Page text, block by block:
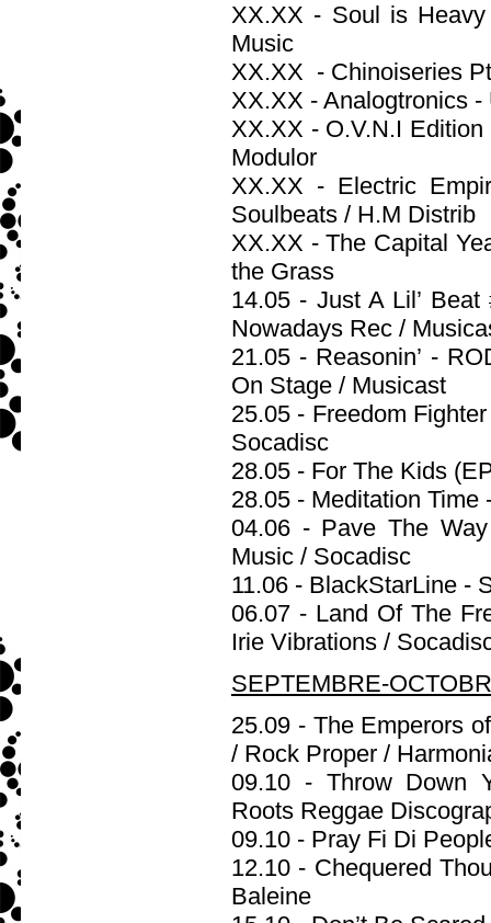
XX.XX - Soul is
Music
XX.XX - Chinoiseries
XX.XX - Analogtronics
XX.XX - O.V.N.I
Modulor
XX.XX - Electric
Soulbeats / H.M Distrib
XX.XX - The Capital
the Grass
14.05 - Just A Lil’
Nowadays Rec /
21.05 - Reasonin’ -
On Stage / Musicast
25.05 - Freedom
Socadisc
28.05 - For The Kids
28.05 - Meditation
04.06 - Pave The
Music / Socadisc
11.06 - BlackStarLine -
06.07 - Land Of The
Irie Vibrations /
SEPTEMBRE-
25.09 - The Emperors
/ Rock Proper /
09.10 - Throw Down
Roots Reggae
09.10 - Pray Fi Di
12.10 - Chequered
Baleine